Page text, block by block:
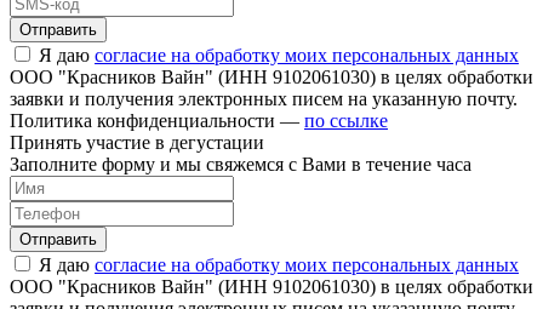
Отправить
Я даю согласие на обработку моих персональных данных
ООО "Красников Вайн" (ИНН 9102061030) в целях обработки
заявки и получения электронных писем на указанную почту.
Политика конфиденциальности — по ссылке
Принять участие в дегустации
Заполните форму и мы свяжемся с Вами в течение часа
Отправить
Я даю согласие на обработку моих персональных данных
ООО "Красников Вайн" (ИНН 9102061030) в целях обработки